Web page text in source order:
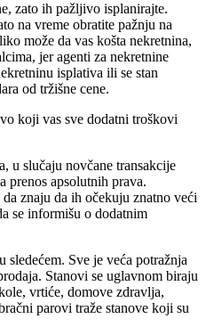
zato ih pažljivo isplanirajte.
na vreme obratite pažnju na
može da vas košta nekretnina,
jer agenti za nekretnine
isplativa ili se stan
od tržišne cene.
koji vas sve dodatni troškovi
u slučaju novčane transakcije
prenos apsolutnih prava.
znaju da ih očekuju znatno veći
se informišu o dodatnim
sledećem. Sve je veća potražnja
Stanovi se uglavnom biraju
vrtiće, domove zdravlja,
parovi traže stanove koji su